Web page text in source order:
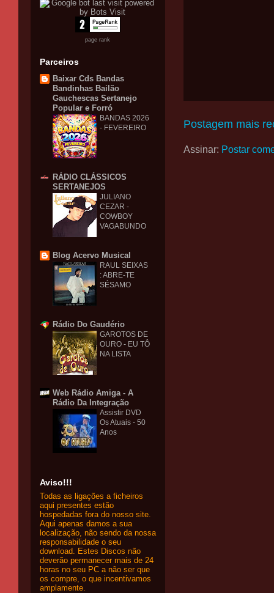
Postagem mais
Assinar: Postar
page rank
Parceiros
Baixar Cds Bandas
Bandinhas Bailão
Gauchescas Sertanejo
Popular e Forró
BANDAS 2026
- FEVEREIRO
RÁDIO CLÁSSICOS
SERTANEJOS
JULIANO
CEZAR -
COWBOY
VAGABUNDO
Blog Acervo Musical
RAUL SEIXAS
: ABRE-TE
SÉSAMO
Rádio Do Gaudério
GAROTOS DE
OURO - EU TÔ
NA LISTA
Web Rádio Amiga - A
Rádio Da Integração
Assistir DVD
Os Atuais - 50
Anos
Aviso!!!
Todas as ligações a ficheiros
aqui presentes estão
hospedadas fora do nosso site.
Aqui apenas damos a sua
localização, não sendo da nossa
responsabilidade o seu
download. Estes Discos não
deverão permanecer mais de 24
horas no seu PC a não ser que
os compre, o que incentivamos
amplamente.